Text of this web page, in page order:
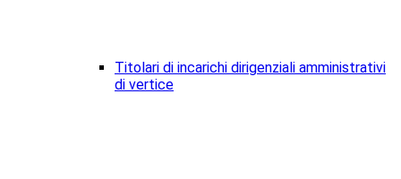
Titolari di incarichi dirigenziali amministrativi
di vertice